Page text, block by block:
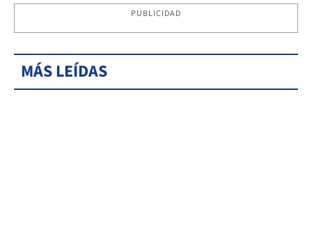
PUBLICIDAD
MÁS LEÍDAS